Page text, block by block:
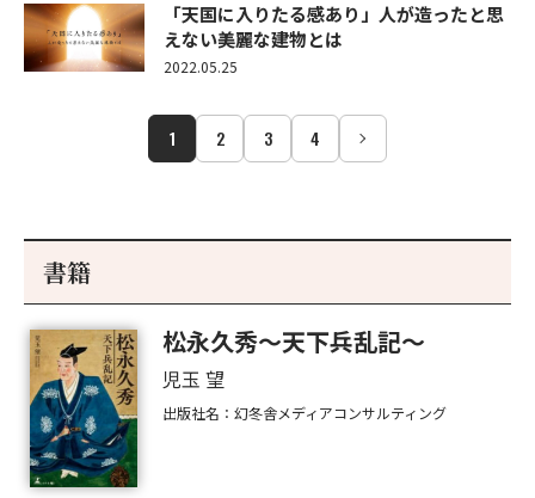
「天国に入りたる感あり」人が造ったと思
えない美麗な建物とは
2022.05.25
1 2 3 4
書籍
松永久秀～天下兵乱記～
児玉 望
出版社名：幻冬舎メディアコンサルティング